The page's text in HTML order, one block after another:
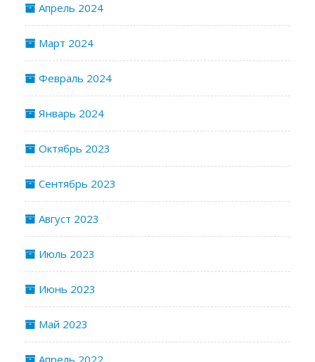
Апрель 2024
Март 2024
Февраль 2024
Январь 2024
Октябрь 2023
Сентябрь 2023
Август 2023
Июль 2023
Июнь 2023
Май 2023